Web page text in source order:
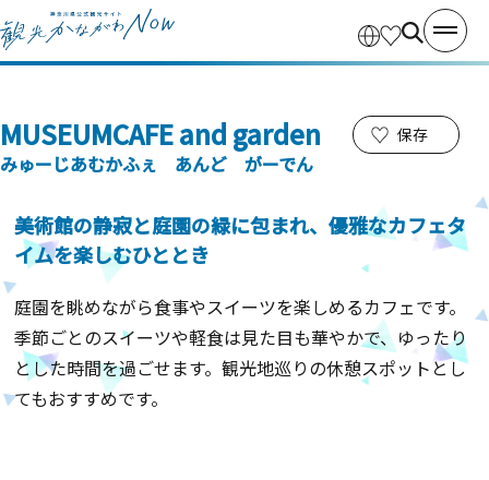
MUSEUMCAFE and garden
みゅーじあむかふぇ あんど がーでん
保存
美術館の静寂と庭園の緑に包まれ、優雅なカフェタ
イムを楽しむひととき
庭園を眺めながら食事やスイーツを楽しめるカフェです。
季節ごとのスイーツや軽食は見た目も華やかで、ゆったり
とした時間を過ごせます。観光地巡りの休憩スポットとし
てもおすすめです。